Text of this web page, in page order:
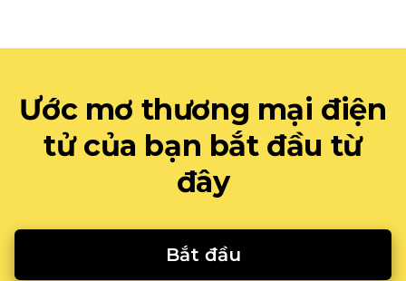
Ước mơ thương mại điện
tử của bạn bắt đầu từ
đây
Bắt đầu